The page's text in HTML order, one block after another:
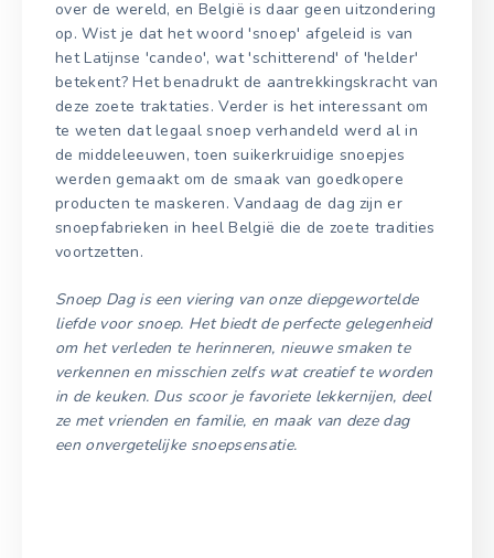
over de wereld, en België is daar geen uitzondering
op. Wist je dat het woord 'snoep' afgeleid is van
het Latijnse 'candeo', wat 'schitterend' of 'helder'
betekent? Het benadrukt de aantrekkingskracht van
deze zoete traktaties. Verder is het interessant om
te weten dat legaal snoep verhandeld werd al in
de middeleeuwen, toen suikerkruidige snoepjes
werden gemaakt om de smaak van goedkopere
producten te maskeren. Vandaag de dag zijn er
snoepfabrieken in heel België die de zoete tradities
voortzetten.
Snoep Dag is een viering van onze diepgewortelde
liefde voor snoep. Het biedt de perfecte gelegenheid
om het verleden te herinneren, nieuwe smaken te
verkennen en misschien zelfs wat creatief te worden
in de keuken. Dus scoor je favoriete lekkernijen, deel
ze met vrienden en familie, en maak van deze dag
een onvergetelijke snoepsensatie.